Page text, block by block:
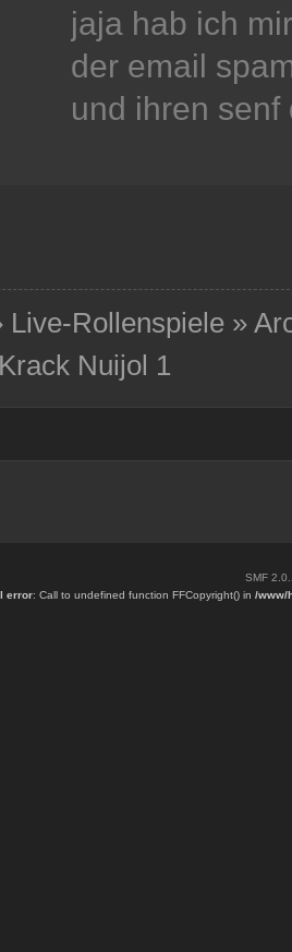
jaja hab ich
der email
und ihren
Live-Rollenspiele»
Nuijol 1
SMF
error: Call to undefined function FFCopyright() in/www/